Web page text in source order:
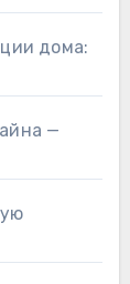
дома:
—